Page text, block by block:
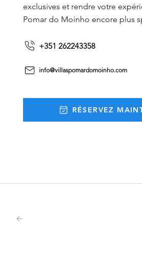
exclusives et rendre votre
Pomar do Moinho encore plus
+351 262243358
info@villaspomardomoinho.com
RÉSERVEZ